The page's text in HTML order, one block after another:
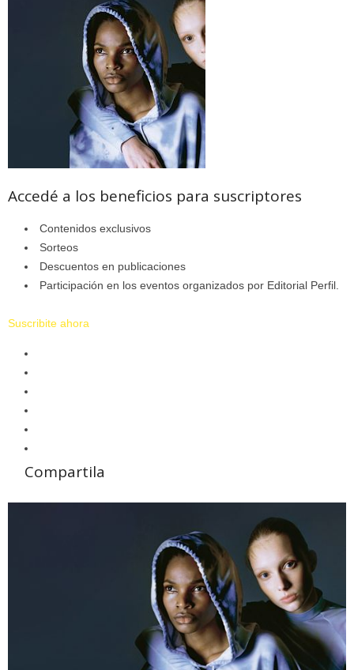
Accedé a los beneficios para suscriptores
Contenidos exclusivos
Sorteos
Descuentos en publicaciones
Participación en los eventos organizados por Editorial Perfil.
Suscribite ahora
Compartila